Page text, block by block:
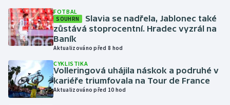
Lyže a snowboard
Moderní pětiboj
Motorsport
Olympijské hry
FOTBAL
SOUHRN
Slavia se nadřela, Jablonec také
zůstává stoprocentní. Hradec vyzrál na
Baník
Aktualizováno před 8 hod
CYKLISTIKA
Volleringová uhájila náskok a podruhé v
kariéře triumfovala na Tour de France
Aktualizováno před 10 hod